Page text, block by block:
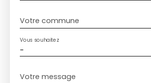
Votre commune
-
Vous souhaitez
Votre message